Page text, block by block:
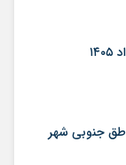
جنوبی شهر